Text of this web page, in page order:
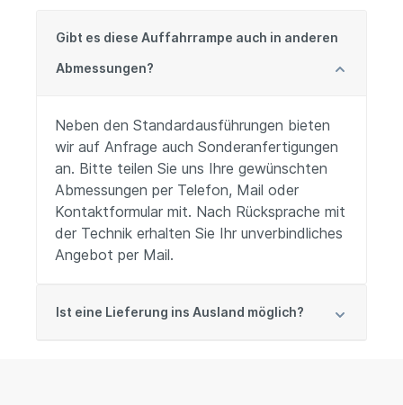
Gibt es diese Auffahrrampe auch in anderen
Abmessungen?
Neben den Standardausführungen bieten
wir auf Anfrage auch Sonderanfertigungen
an. Bitte teilen Sie uns Ihre gewünschten
Abmessungen per Telefon, Mail oder
Kontaktformular mit. Nach Rücksprache mit
der Technik erhalten Sie Ihr unverbindliches
Angebot per Mail.
Ist eine Lieferung ins Ausland möglich?